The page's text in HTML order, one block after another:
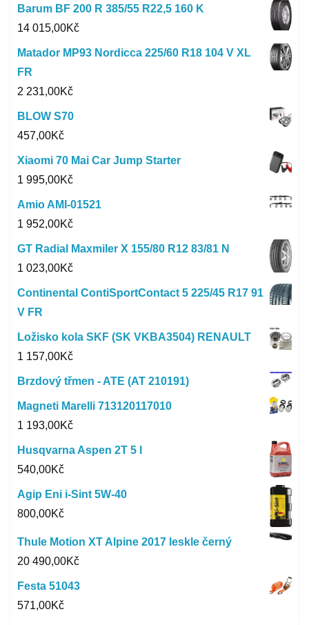
Barum BF 200 R 385/55 R22,5 160 K
14 015,00Kč
Matador MP93 Nordicca 225/60 R18 104 V XL
FR
2 231,00Kč
BLOW S70
457,00Kč
Xiaomi 70 Mai Car Jump Starter
1 995,00Kč
Amio AMI-01521
1 952,00Kč
GT Radial Maxmiler X 155/80 R12 83/81 N
1 023,00Kč
Continental ContiSportContact 5 225/45 R17 91
V FR
Ložisko kola SKF (SK VKBA3504) RENAULT
1 157,00Kč
Brzdový třmen - ATE (AT 210191)
Magneti Marelli 713120117010
1 193,00Kč
Husqvarna Aspen 2T 5 l
540,00Kč
Agip Eni i-Sint 5W-40
800,00Kč
Thule Motion XT Alpine 2017 leskle černý
20 490,00Kč
Festa 51043
571,00Kč